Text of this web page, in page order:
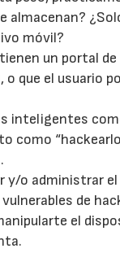
almacenan?
móvil?
un portal
que el usuario
inteligentes
como
y/o administrar
de
el